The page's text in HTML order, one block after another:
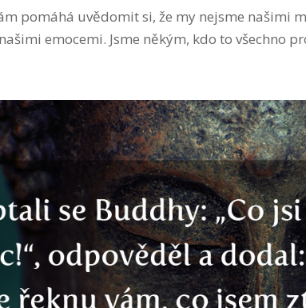
pomáhá uvědomit si, že my nejsme našimi
emocemi. Jsme někým, kdo to všechno